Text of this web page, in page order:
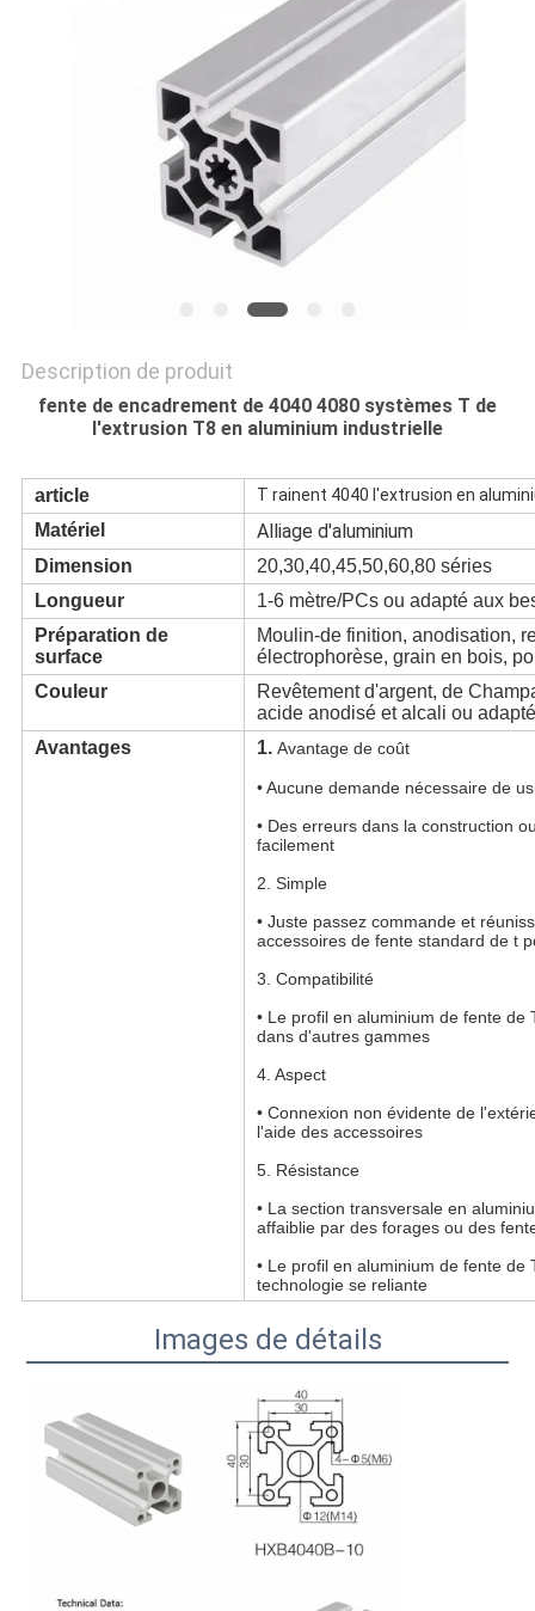
Description de produit
fente de encadrement de 4040 4080 systèmes T de
l'extrusion T8 en aluminium industrielle
article T rainent 4040 l'extrusion en
Matériel Alliage d'aluminium
Dimension
20,30,40,45,50,60,80 séries
Longueur
1-6 mètre/PCs ou adapté aux
Préparation de
surface
Moulin-de finition, anodisation,
électrophorèse, grain en bois,
Couleur
Revêtement d'argent, de
acide anodisé et alcali ou
Avantages
1. Avantage de coût
• Aucune demande nécessaire de
• Des erreurs dans la construction
facilement
2. Simple
• Juste passez commande et
accessoires de fente standard de t
3. Compatibilité
• Le profil en aluminium de fente
dans d'autres gammes
4. Aspect
• Connexion non évidente de
l'aide des accessoires
5. Résistance
• La section transversale en
affaiblie par des forages ou des
• Le profil en aluminium de fente
technologie se reliante
Images de détails